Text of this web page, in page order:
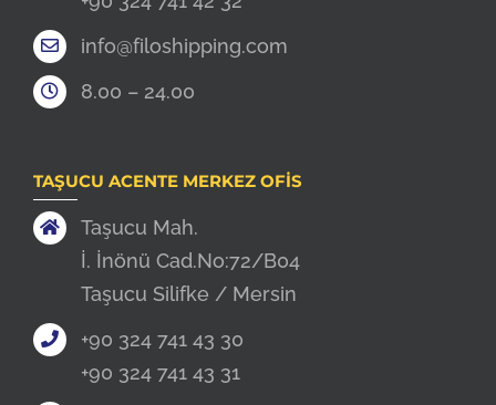
info@filoshipping.com
8.00 – 24.00
TAŞUCU ACENTE MERKEZ OFIS
Taşucu Mah.
İ. İnönü Cad.No:72/B04
Taşucu Silifke / Mersin
+90 324 741 43 30
+90 324 741 43 31